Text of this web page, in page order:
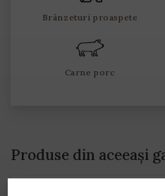
Brânzeturi proaspete
Carne porc
Produse din aceeași